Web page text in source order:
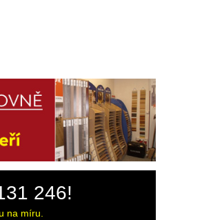
246!
na míru.